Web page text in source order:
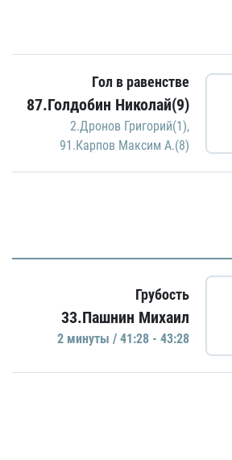
Гол в равенстве
87.Голдобин Николай(9)
2.Дронов Григорий(1),
91.Карпов Максим А.(8)
Грубость
33.Пашнин Михаил
2 минуты / 41:28 - 43:28